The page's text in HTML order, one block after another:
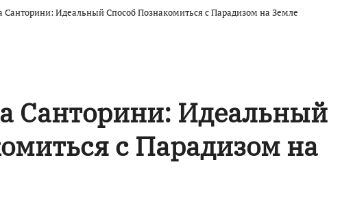
Санторини: Идеальный Способ Познакомиться с Парадизом на Земле
Санторини: Идеальный
с Парадизом на